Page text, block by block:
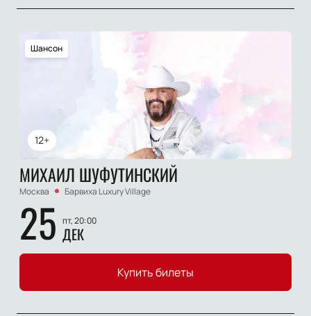
12+
Шансон
МИХАИЛ ШУФУТИНСКИЙ
Москва Барвиха Luxury Village
25 пт, 20:00
ДЕК
Купить билеты